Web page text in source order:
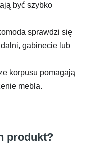
być szybko
sprawdzi się
gabinecie lub
korpusu pomagają
mebla.
produkt?